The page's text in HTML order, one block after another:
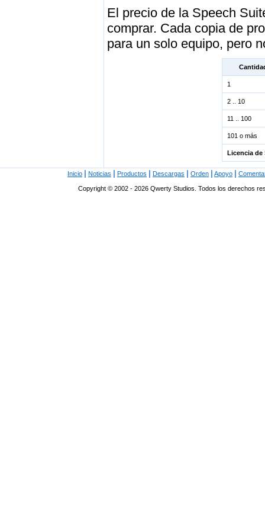
El precio de la Speech
comprar. Cada copia de
para un solo equipo, pero
1
2 .. 10
11 .. 100
101 o más
Licencia de
Inicio | Noticias | Productos | Descargas | Orden | Apoyo |
Copyright © 2002 - 2026 Qwerty Studios. Todos los derechos